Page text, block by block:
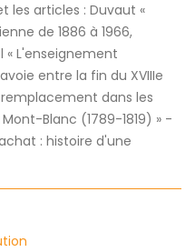
les articles : Duvaut «
de 1886 à 1966,
L'enseignement
entre la fin du XVIIIe
remplacement dans les
Blanc (1789-1819) » -
: histoire d'une